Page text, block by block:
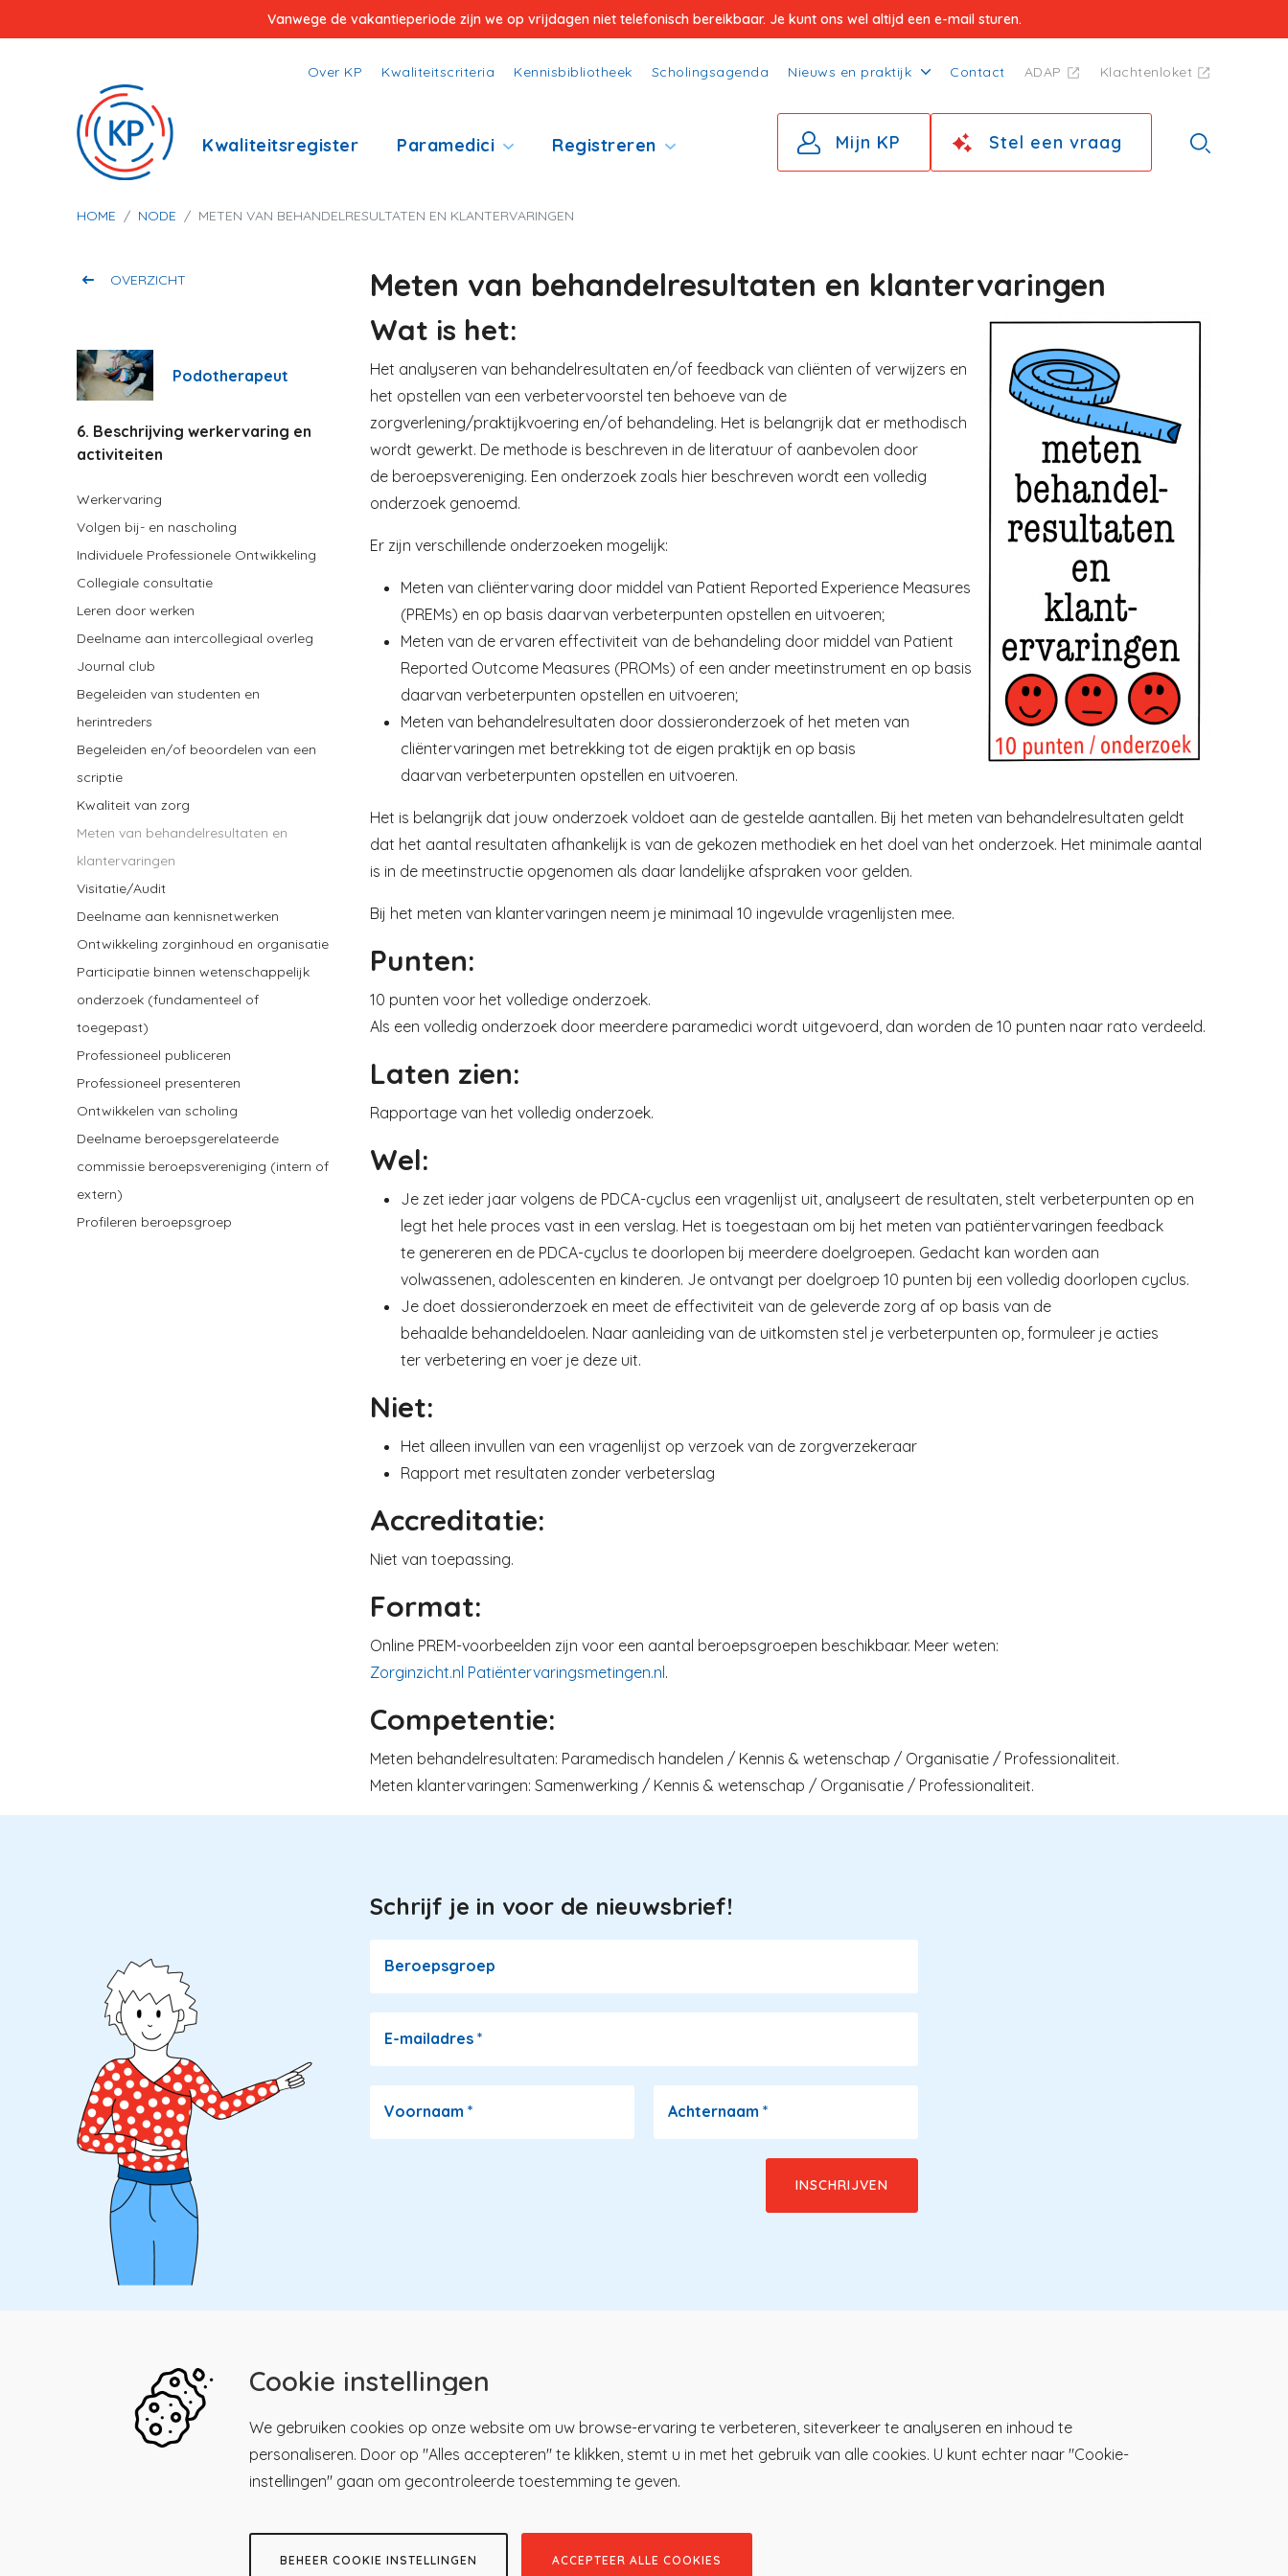
en
Vanwege de vakantieperiode zijn we op vrijdagen niet telefonisch bereikbaar. Je kunt ons wel altijd een e-mail sturen.
Top
menu
Over KP Kwaliteitscriteria Kennisbibliotheek Scholingsagenda Nieuws en praktijk Contact ADAP Klachtenloket
Hoofdnavigatie
Kwaliteitsregister Paramedici Registreren Mijn KP Stel een vraag
Kruimelpad
HOME NODE METEN VAN BEHANDELRESULTATEN EN KLANTERVARINGEN
OVERZICHT
Podotherapeut
6. Beschrijving werkervaring en
activiteiten
Werkervaring
Volgen bij- en nascholing
Individuele Professionele Ontwikkeling
Collegiale consultatie
Leren door werken
Deelname aan intercollegiaal overleg
Journal club
Begeleiden van studenten en
herintreders
Begeleiden en/of beoordelen van een
scriptie
Kwaliteit van zorg
Meten van behandelresultaten en
klantervaringen
Visitatie/Audit
Deelname aan kennisnetwerken
Ontwikkeling zorginhoud en organisatie
Participatie binnen wetenschappelijk
onderzoek (fundamenteel of
toegepast)
Professioneel publiceren
Professioneel presenteren
Ontwikkelen van scholing
Deelname beroepsgerelateerde
commissie beroepsvereniging (intern of
extern)
Profileren beroepsgroep
Meten van behandelresultaten en klantervaringen
Image
Wat is het:
Het analyseren van behandelresultaten en/of feedback van cliënten of verwijzers en
het opstellen van een verbetervoorstel ten behoeve van de
zorgverlening/praktijkvoering en/of behandeling. Het is belangrijk dat er methodisch
wordt gewerkt. De methode is beschreven in de literatuur of aanbevolen door
de beroepsvereniging. Een onderzoek zoals hier beschreven wordt een volledig
onderzoek genoemd.
Er zijn verschillende onderzoeken mogelijk:
Meten van cliëntervaring door middel van Patient Reported Experience Measures
(PREMs) en op basis daarvan verbeterpunten opstellen en uitvoeren;
Meten van de ervaren effectiviteit van de behandeling door middel van Patient
Reported Outcome Measures (PROMs) of een ander meetinstrument en op basis
daarvan verbeterpunten opstellen en uitvoeren;
Meten van behandelresultaten door dossieronderzoek of het meten van
cliëntervaringen met betrekking tot de eigen praktijk en op basis
daarvan verbeterpunten opstellen en uitvoeren.
Het is belangrijk dat jouw onderzoek voldoet aan de gestelde aantallen. Bij het meten van behandelresultaten geldt
dat het aantal resultaten afhankelijk is van de gekozen methodiek en het doel van het onderzoek. Het minimale aantal
is in de meetinstructie opgenomen als daar landelijke afspraken voor gelden.
Bij het meten van klantervaringen neem je minimaal 10 ingevulde vragenlijsten mee.
Punten:
10 punten voor het volledige onderzoek.
Als een volledig onderzoek door meerdere paramedici wordt uitgevoerd, dan worden de 10 punten naar rato verdeeld.
Laten zien:
Rapportage van het volledig onderzoek.
Wel:
Je zet ieder jaar volgens de PDCA-cyclus een vragenlijst uit, analyseert de resultaten, stelt verbeterpunten op en
legt het hele proces vast in een verslag. Het is toegestaan om bij het meten van patiëntervaringen feedback
te genereren en de PDCA-cyclus te doorlopen bij meerdere doelgroepen. Gedacht kan worden aan
volwassenen, adolescenten en kinderen. Je ontvangt per doelgroep 10 punten bij een volledig doorlopen cyclus.
Je doet dossieronderzoek en meet de effectiviteit van de geleverde zorg af op basis van de
behaalde behandeldoelen. Naar aanleiding van de uitkomsten stel je verbeterpunten op, formuleer je acties
ter verbetering en voer je deze uit.
Niet:
Het alleen invullen van een vragenlijst op verzoek van de zorgverzekeraar
Rapport met resultaten zonder verbeterslag
Accreditatie:
Niet van toepassing.
Format:
Online PREM-voorbeelden zijn voor een aantal beroepsgroepen beschikbaar. Meer weten:
Zorginzicht.nl Patiëntervaringsmetingen.nl.
Competentie:
Meten behandelresultaten: Paramedisch handelen / Kennis & wetenschap / Organisatie / Professionaliteit.
Meten klantervaringen: Samenwerking / Kennis & wetenschap / Organisatie / Professionaliteit.
Schrijf je in voor de nieuwsbrief!
Beroepsgroep
E-mailadres *
Voornaam * Achternaam *
Cookie instellingen
We gebruiken cookies op onze website om uw browse-ervaring te verbeteren, siteverkeer te analyseren en inhoud te
personaliseren. Door op "Alles accepteren" te klikken, stemt u in met het gebruik van alle cookies. U kunt echter naar "Cookie-
instellingen" gaan om gecontroleerde toestemming te geven.
BEHEER COOKIE INSTELLINGEN ACCEPTEER ALLE COOKIES
Kwaliteitsregister Paramedici
Maliesingel 39, 3581 BK
Menu
Kwaliteitsregister
Over KP
Paramedici
Nieuws en praktijk